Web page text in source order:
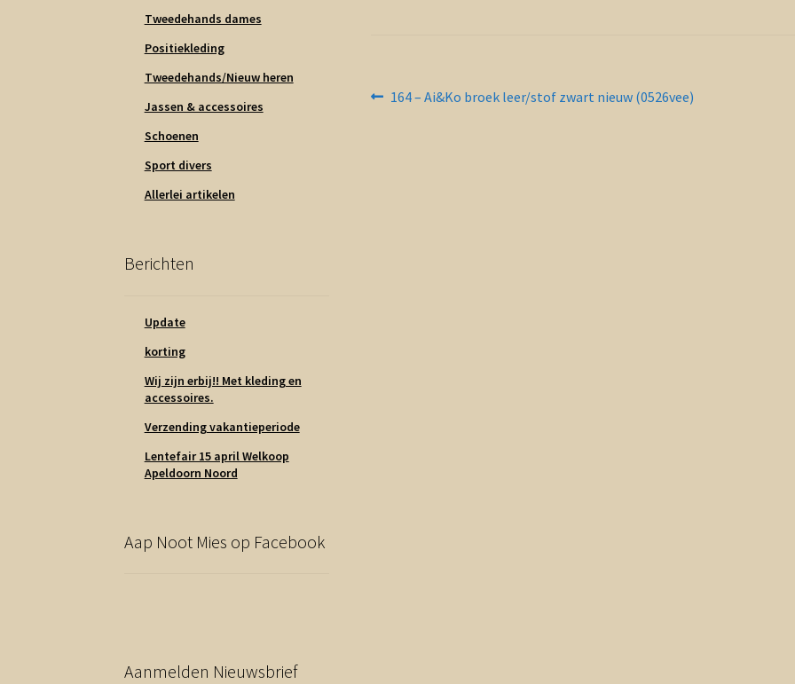
Bericht
Vorig
164 – Ai&Ko broek leer/stof zwart nieuw (0526vee)
Tweedehands dames
Positiekleding
Tweedehands/Nieuw heren
Jassen & accessoires
Schoenen
Sport divers
Allerlei artikelen
Berichten
Update
korting
Wij zijn erbij!! Met kleding en
accessoires.
Verzending vakantieperiode
Lentefair 15 april Welkoop
Apeldoorn Noord
Aap Noot Mies op Facebook
Aanmelden Nieuwsbrief